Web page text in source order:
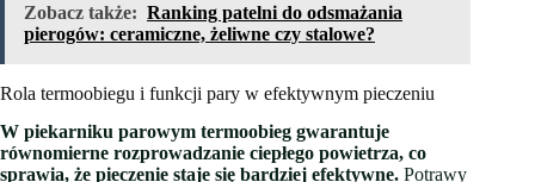
Zobacz także: Ranking patelni do odsmażania
pierogów: ceramiczne, żeliwne czy stalowe?
Rola termoobiegu i funkcji pary w efektywnym pieczeniu
W piekarniku parowym termoobieg gwarantuje
równomierne rozprowadzanie ciepłego powietrza, co
sprawia, że pieczenie staje się bardziej efektywne. Potrawy